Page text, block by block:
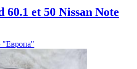
60.1 et 50 Nissan Note